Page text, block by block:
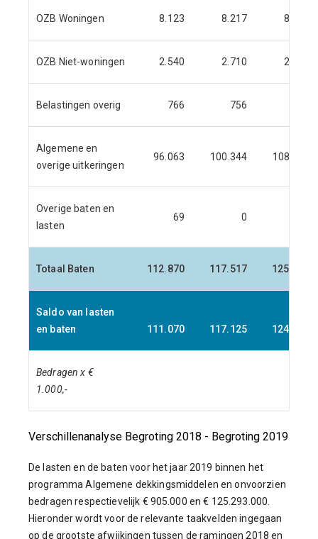
OZB Woningen 8.123 8.217 8.548
OZB Niet-woningen 2.540 2.710 2.903
Belastingen overig 766 756
Algemene en
overige uitkeringen
96.063 100.344 108.100
Overige baten en
lasten
69 0
Totaal Baten 112.870 117.517 125.333
Saldo van lasten
en baten
111.070 117.125 124.340
Bedragen x €
1.000,-
Verschillenanalyse Begroting 2018 - Begroting 2019
De lasten en de baten voor het jaar 2019 binnen het
programma Algemene dekkingsmiddelen en onvoorzien
bedragen respectievelijk € 905.000 en € 125.293.000.
Hieronder wordt voor de relevante taakvelden ingegaan
op de grootste afwijkingen tussen de ramingen 2018 en